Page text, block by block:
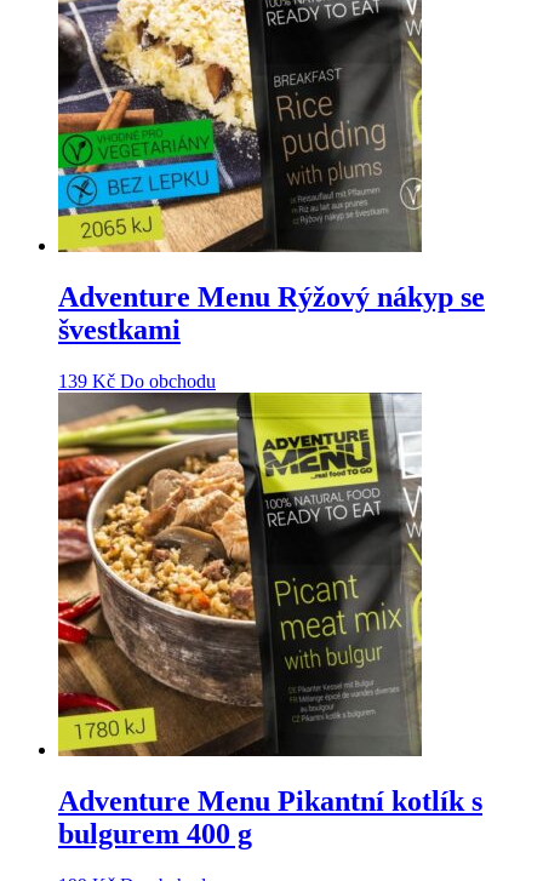
Adventure Menu Rýžový nákyp se
švestkami
139 Kč Do obchodu
Adventure Menu Pikantní kotlík s
bulgurem 400 g